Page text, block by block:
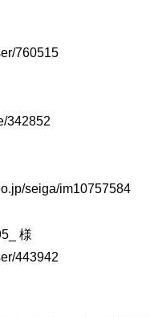
760515
342852
seiga/im10757584
様
443942